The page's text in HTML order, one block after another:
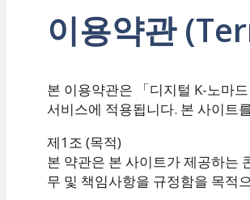
이용약관
본 이용약관은 「디지털 K-노마
서비스에 적용됩니다. 본 사이트
제1조 (목적)
본 약관은 본 사이트가 제공하는
무 및 책임사항을 규정함을 목적